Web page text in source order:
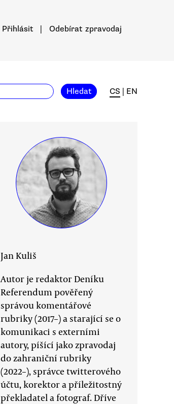
Přihlásit Odebírat zpravodaj
Hledat CS EN
Jan Kuliš
Autor je redaktor Deníku
Referendum pověřený
správou komentářové
rubriky (2017–) a starající se o
komunikaci s externími
autory, píšící jako zpravodaj
do zahraniční rubriky
(2022–), správce twitterového
účtu, korektor a příležitostný
překladatel a fotograf. Dříve